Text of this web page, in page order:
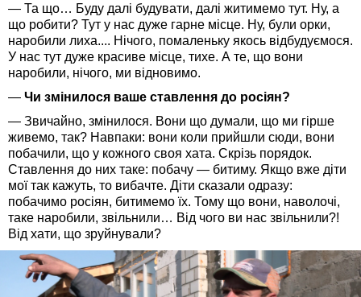
— Та що… Буду далі будувати, далі житимемо тут. Ну, а
що робити? Тут у нас дуже гарне місце. Ну, були орки,
наробили лиха.... Нічого, помаленьку якось відбудуємося.
У нас тут дуже красиве місце, тихе. А те, що вони
наробили, нічого, ми відновимо.
— Чи змінилося ваше ставлення до росіян?
— Звичайно, змінилося. Вони що думали, що ми гірше
живемо, так? Навпаки: вони коли прийшли сюди, вони
побачили, що у кожного своя хата. Скрізь порядок.
Ставлення до них таке: побачу — битиму. Якщо вже діти
мої так кажуть, то вибачте. Діти сказали одразу:
побачимо росіян, битимемо їх. Тому що вони, наволочі,
таке наробили, звільнили… Від чого ви нас звільнили?!
Від хати, що зруйнували?